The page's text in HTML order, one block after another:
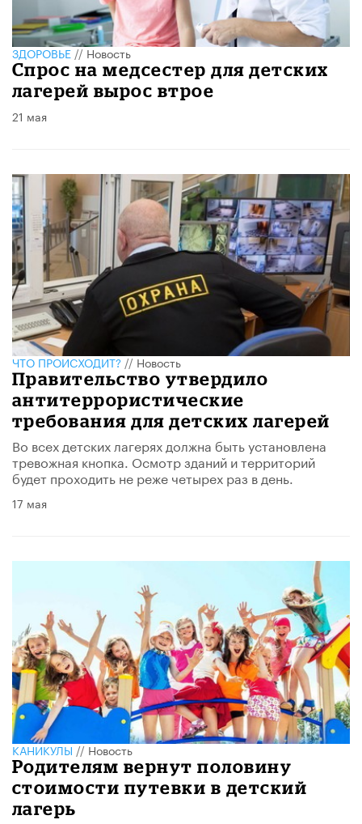
ЗДОРОВЬЕ//Новость
Спрос на медсестер для детских
лагерей вырос втрое
21 мая
ЧТО ПРОИСХОДИТ?//Новость
Правительство утвердило
антитеррористические
требования для детских лагерей
Во всех детских лагерях должна быть установлена
тревожная кнопка. Осмотр зданий и территорий
будет проходить не реже четырех раз в день.
17 мая
КАНИКУЛЫ//Новость
Родителям вернут половину
стоимости путевки в детский
лагерь